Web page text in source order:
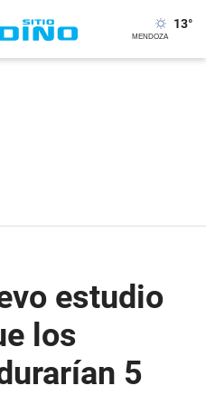
13°
estudio
los
5